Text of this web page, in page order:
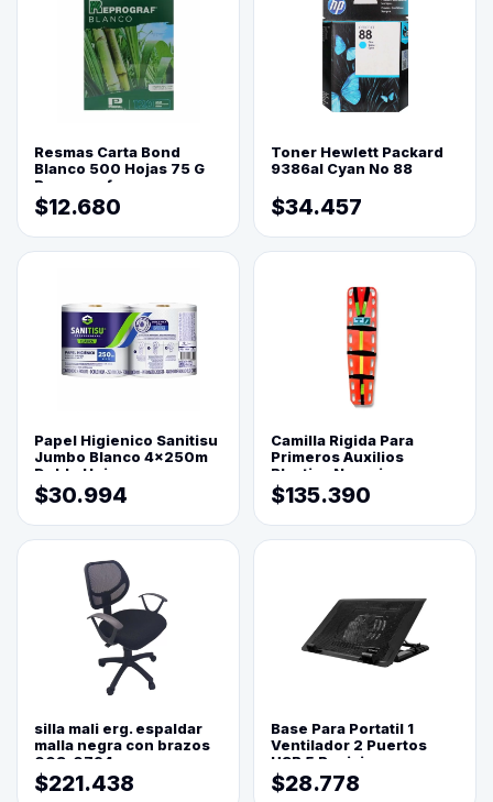
Resmas Carta Bond
Blanco 500 Hojas 75 G
Reprograf.
$12.680
Toner Hewlett Packard
9386al Cyan No 88
$34.457
Papel Higienico Sanitisu
Jumbo Blanco 4x250m
Doble Hoja
$30.994
Camilla Rigida Para
Primeros Auxilios
Plastica Naranja
$135.390
silla mali erg. espaldar
malla negra con brazos
003-0794
$221.438
Base Para Portatil 1
Ventilador 2 Puertos
USB 5 Posiciones
$28.778